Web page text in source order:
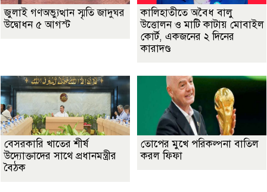
জুলাই গণঅভ্যুত্থান স্মৃতি জাদুঘর
উদ্বোধন ৫ আগস্ট
কালিহাতীতে অবৈধ বালু
উত্তোলন ও মাটি কাটায় মোবাইল
কোর্ট, একজনের ২ দিনের
কারাদণ্ড
বেসরকারি খাতের শীর্ষ
উদ্যোক্তাদের সাথে প্রধানমন্ত্রীর
বৈঠক
তোপের মুখে পরিকল্পনা বাতিল
করল ফিফা